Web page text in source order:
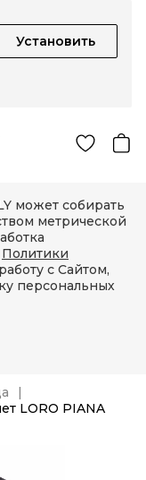
Установить
может собирать
метрической
Политики
с Сайтом,
персональных
LORO PIANA